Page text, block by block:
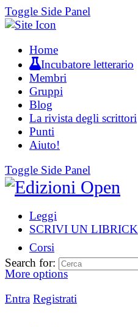
Toggle Side Panel
Home
Incubatore letterario
Membri
Gruppi
Blog
La rivista degli scrittori
Punti
Aiuto!
Toggle Side Panel
Leggi
SCRIVI UN LIBRICK
Corsi
More options
Entra Registrati
Search for: